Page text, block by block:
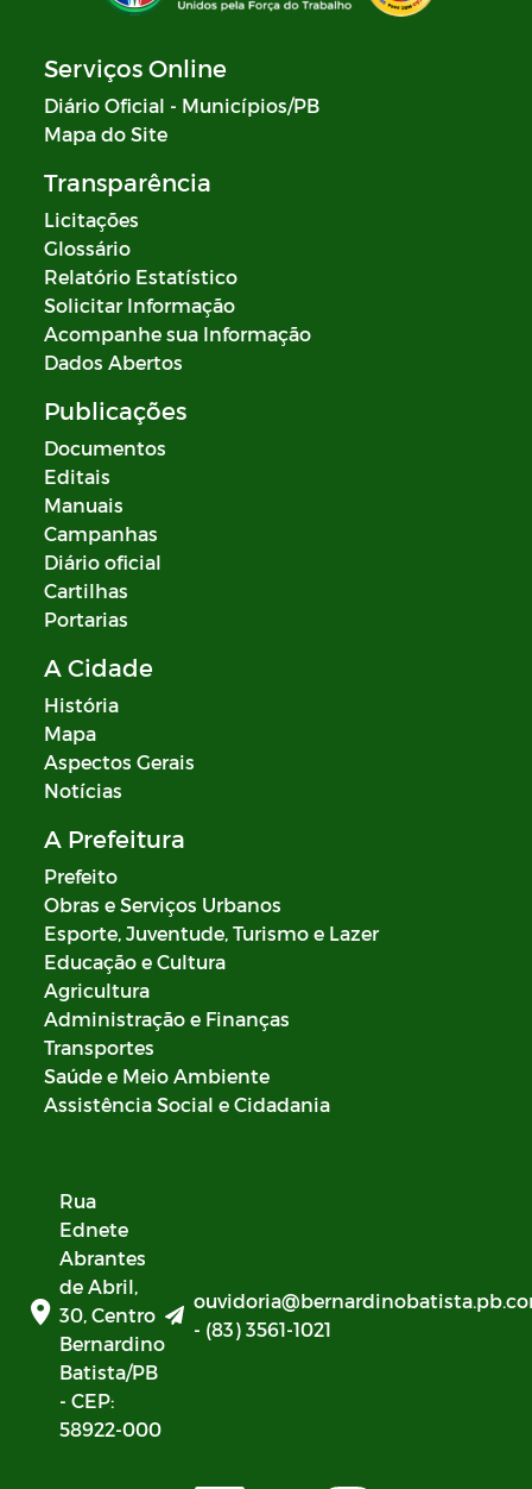
Serviços Online
Diário Oficial - Municípios/PB
Mapa do Site
Transparência
Licitações
Glossário
Relatório Estatístico
Solicitar Informação
Acompanhe sua Informação
Dados Abertos
Publicações
Documentos
Editais
Manuais
Campanhas
Diário oficial
Cartilhas
Portarias
A Cidade
História
Mapa
Aspectos Gerais
Notícias
A Prefeitura
Prefeito
Obras e Serviços Urbanos
Esporte, Juventude, Turismo e Lazer
Educação e Cultura
Agricultura
Administração e Finanças
Transportes
Saúde e Meio Ambiente
Assistência Social e Cidadania
Rua
Ednete
Abrantes
de Abril,
30, Centro
Bernardino
Batista/PB
- CEP:
58922-000
- (83) 3561-1021